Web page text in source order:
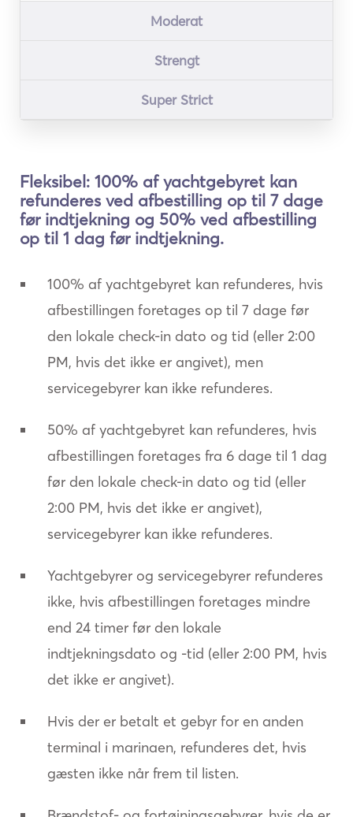
Moderat
Strengt
Super Strict
Fleksibel: 100% af yachtgebyret kan
refunderes ved afbestilling op til 7 dage
før indtjekning og 50% ved afbestilling
op til 1 dag før indtjekning.
100% af yachtgebyret kan refunderes, hvis
afbestillingen foretages op til 7 dage før
den lokale check-in dato og tid (eller 2:00
PM, hvis det ikke er angivet), men
servicegebyrer kan ikke refunderes.
50% af yachtgebyret kan refunderes, hvis
afbestillingen foretages fra 6 dage til 1 dag
før den lokale check-in dato og tid (eller
2:00 PM, hvis det ikke er angivet),
servicegebyrer kan ikke refunderes.
Yachtgebyrer og servicegebyrer refunderes
ikke, hvis afbestillingen foretages mindre
end 24 timer før den lokale
indtjekningsdato og -tid (eller 2:00 PM, hvis
det ikke er angivet).
Hvis der er betalt et gebyr for en anden
terminal i marinaen, refunderes det, hvis
gæsten ikke når frem til listen.